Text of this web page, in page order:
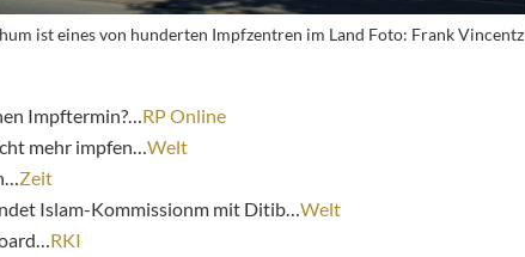
ist eines von hunderten Impfzentren im Land Foto: Frank Vincentz
Impftermin?… RP Online
mehr impfen… Welt
Zeit
Islam-Kommissionm mit Ditib… Welt
RKI